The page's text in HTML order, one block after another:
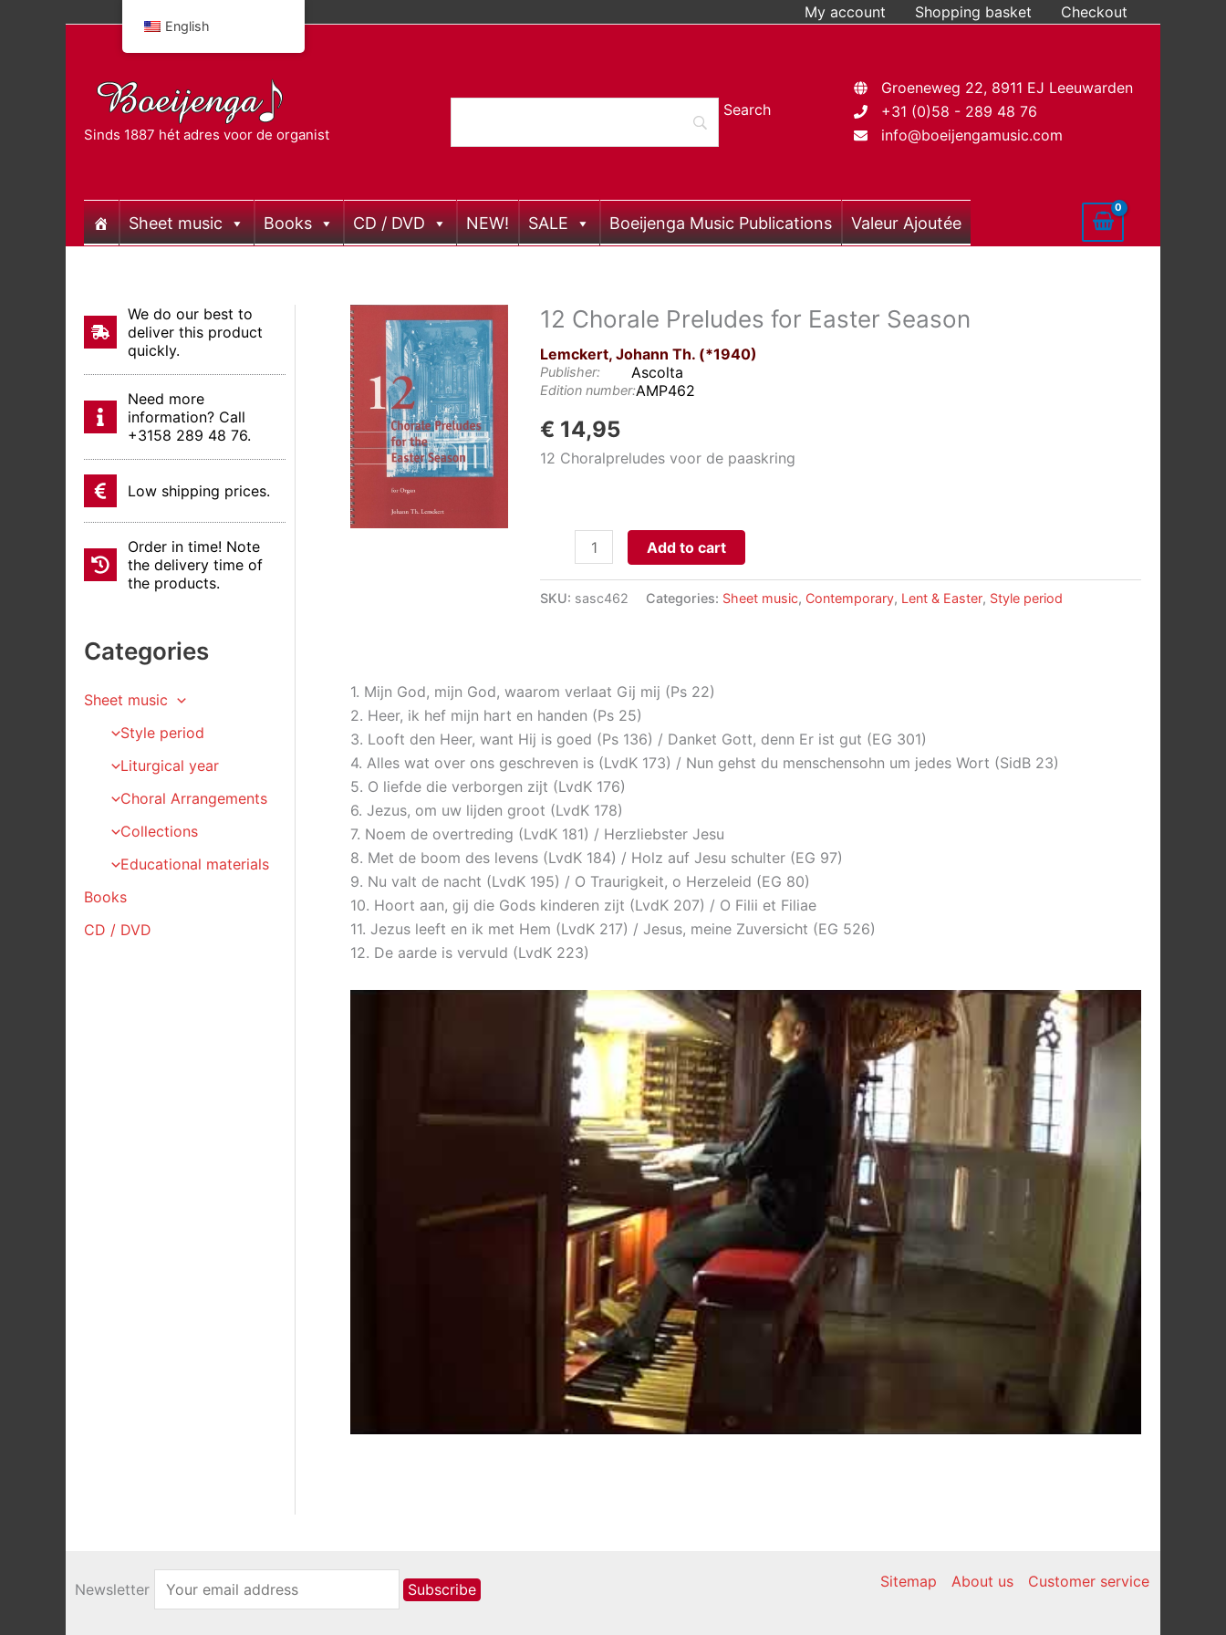
My account Shopping basket Checkout
Sinds 1887 hét adres voor de organist
Groeneweg 22, 8911 EJ Leeuwarden
+31 (0)58 - 289 48 76
info@boeijengamusic.com
Sheet music Books CD / DVD NEW! SALE Boeijenga Music Publications Valeur Ajoutée
We do our best to
deliver this product
quickly.
Need more
information? Call
+3158 289 48 76.
Low shipping prices.
Order in time! Note
the delivery time of
the products.
Categories
Sheet music
Style period
Liturgical year
Choral Arrangements
Collections
Educational materials
Books
CD / DVD
12 Chorale Preludes for Easter Season
Lemckert, Johann Th. (*1940)
Publisher: Ascolta
Edition number:AMP462
€ 14,95
12 Choralpreludes voor de paaskring
Chorale
Add to cart
SKU: sasc462 Categories: Sheet music, Contemporary, Lent & Easter, Style period
1. Mijn God, mijn God, waarom verlaat Gij mij (Ps 22)
2. Heer, ik hef mijn hart en handen (Ps 25)
3. Looft den Heer, want Hij is goed (Ps 136) / Danket Gott, denn Er ist gut (EG 301)
4. Alles wat over ons geschreven is (LvdK 173) / Nun gehst du menschensohn um jedes Wort (SidB 23)
5. O liefde die verborgen zijt (LvdK 176)
6. Jezus, om uw lijden groot (LvdK 178)
7. Noem de overtreding (LvdK 181) / Herzliebster Jesu
8. Met de boom des levens (LvdK 184) / Holz auf Jesu schulter (EG 97)
9. Nu valt de nacht (LvdK 195) / O Traurigkeit, o Herzeleid (EG 80)
10. Hoort aan, gij die Gods kinderen zijt (LvdK 207) / O Filii et Filiae
11. Jezus leeft en ik met Hem (LvdK 217) / Jesus, meine Zuversicht (EG 526)
12. De aarde is vervuld (LvdK 223)
Newsletter Sitemap About us Customer service
English